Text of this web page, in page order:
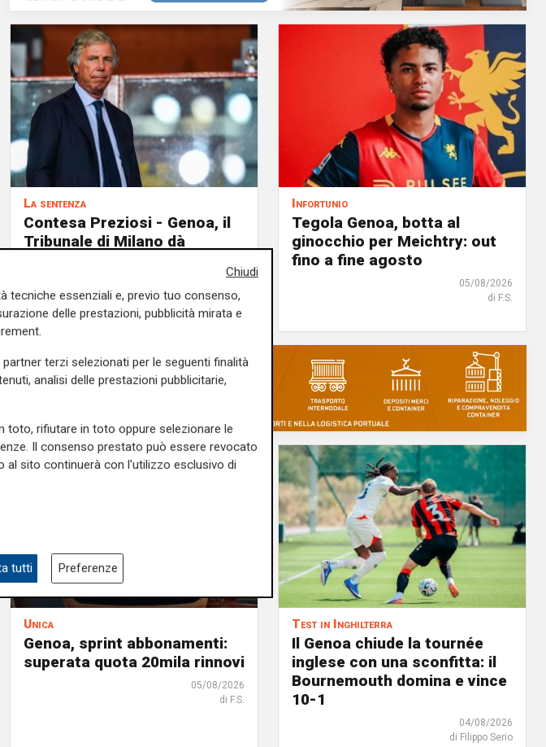
La sentenza
Contesa Preziosi - Genoa, il
Tribunale di Milano dà
di Filippo Serio
Infortunio
Tegola Genoa, botta al
ginocchio per Meichtry: out
fino a fine agosto
05/08/2026
di F.S.
Unica
Genoa, sprint abbonamenti:
superata quota 20mila rinnovi
05/08/2026
di F.S.
Test in Inghilterra
Il Genoa chiude la tournée
inglese con una sconfitta: il
Bournemouth domina e vince
10-1
04/08/2026
di Filippo Serio
Chiudi
tecniche essenziali e, previo tuo consenso,
delle prestazioni, pubblicità mirata e
terzi selezionati per le seguenti finalità
analisi delle prestazioni pubblicitarie,
toto, rifiutare in toto oppure selezionare le
Il consenso prestato può essere revocato
al sito continuerà con l'utilizzo esclusivo di
tutti Preferenze